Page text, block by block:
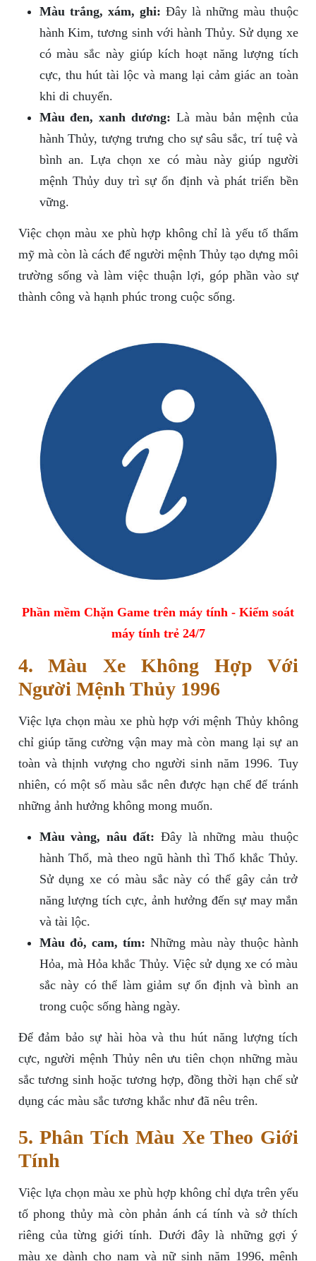
Màu trắng, xám, ghi: Đây là những màu thuộc
hành Kim, tương sinh với hành Thủy. Sử dụng xe
có màu sắc này giúp kích hoạt năng lượng tích
cực, thu hút tài lộc và mang lại cảm giác an toàn
khi di chuyển.
Màu đen, xanh dương: Là màu bản mệnh của
hành Thủy, tượng trưng cho sự sâu sắc, trí tuệ và
bình an. Lựa chọn xe có màu này giúp người
mệnh Thủy duy trì sự ổn định và phát triển bền
vững.
Việc chọn màu xe phù hợp không chỉ là yếu tố thẩm
mỹ mà còn là cách để người mệnh Thủy tạo dựng môi
trường sống và làm việc thuận lợi, góp phần vào sự
thành công và hạnh phúc trong cuộc sống.
Phần mềm Chặn Game trên máy tính - Kiểm soát
máy tính trẻ 24/7
4. Màu Xe Không Hợp Với
Người Mệnh Thủy 1996
Việc lựa chọn màu xe phù hợp với mệnh Thủy không
chỉ giúp tăng cường vận may mà còn mang lại sự an
toàn và thịnh vượng cho người sinh năm 1996. Tuy
nhiên, có một số màu sắc nên được hạn chế để tránh
những ảnh hưởng không mong muốn.
Màu vàng, nâu đất: Đây là những màu thuộc
hành Thổ, mà theo ngũ hành thì Thổ khắc Thủy.
Sử dụng xe có màu sắc này có thể gây cản trở
năng lượng tích cực, ảnh hưởng đến sự may mắn
và tài lộc.
Màu đỏ, cam, tím: Những màu này thuộc hành
Hỏa, mà Hỏa khắc Thủy. Việc sử dụng xe có màu
sắc này có thể làm giảm sự ổn định và bình an
trong cuộc sống hàng ngày.
Để đảm bảo sự hài hòa và thu hút năng lượng tích
cực, người mệnh Thủy nên ưu tiên chọn những màu
sắc tương sinh hoặc tương hợp, đồng thời hạn chế sử
dụng các màu sắc tương khắc như đã nêu trên.
5. Phân Tích Màu Xe Theo Giới
Tính
Việc lựa chọn màu xe phù hợp không chỉ dựa trên yếu
tố phong thủy mà còn phản ánh cá tính và sở thích
riêng của từng giới tính. Dưới đây là những gợi ý
màu xe dành cho nam và nữ sinh năm 1996, mệnh